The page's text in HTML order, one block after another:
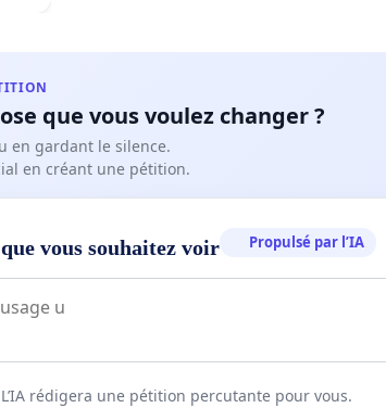
que vous voulez changer ?
en gardant le silence.
en créant une pétition.
vous souhaitez voir Propulsé par l’IA
rédigera une pétition percutante pour vous.